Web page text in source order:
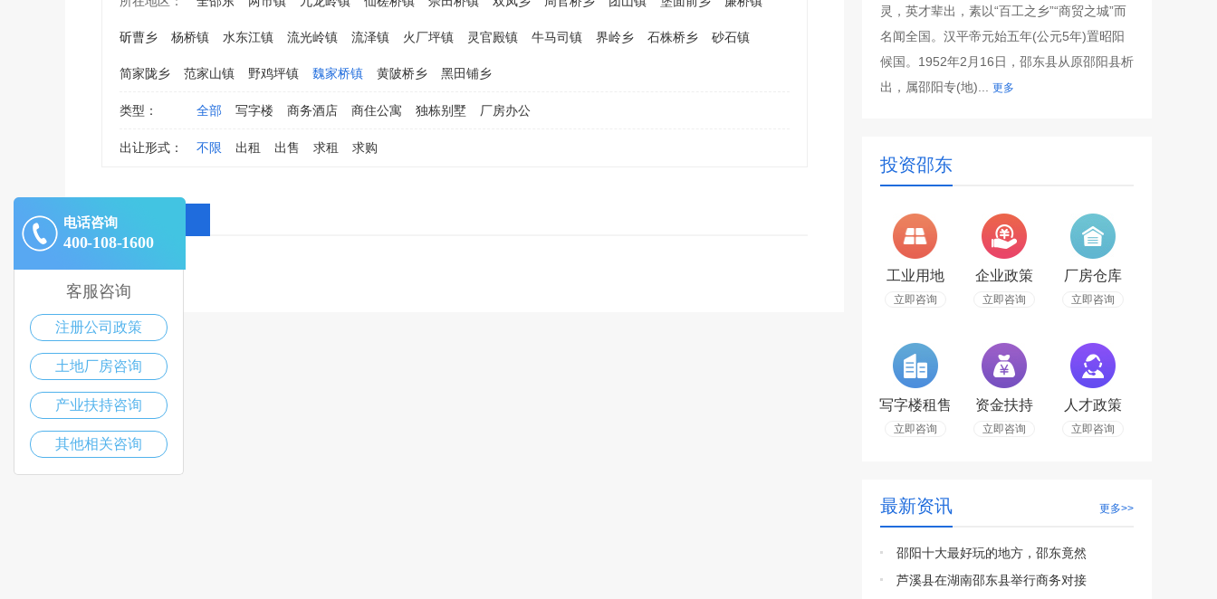
斫曹乡 杨桥镇 水东江镇 流光岭镇 流泽镇 火厂坪镇 灵官殿镇 牛马司镇 界岭乡 石株桥乡 砂石镇
简家陇乡 范家山镇 野鸡坪镇 魏家桥镇 黄陂桥乡 黑田铺乡
类型： 全部 写字楼 商务酒店 商住公寓 独栋别墅 厂房办公
出让形式： 不限 出租 出售 求租 求购
灵，英才辈出，素以“百工之乡”“商贸之城”而
名闻全国。汉平帝元始五年(公元5年)置昭阳
候国。1952年2月16日，邵东县从原邵阳县析
出，属邵阳专(地)... 更多
投资邵东
工业用地
立即咨询
企业政策
立即咨询
厂房仓库
立即咨询
写字楼租售
立即咨询
资金扶持
立即咨询
人才政策
立即咨询
最新资讯 更多>>
邵阳十大最好玩的地方，邵东竟然
芦溪县在湖南邵东县举行商务对接
电话咨询
400-108-1600
客服咨询
注册公司政策
土地厂房咨询
产业扶持咨询
其他相关咨询